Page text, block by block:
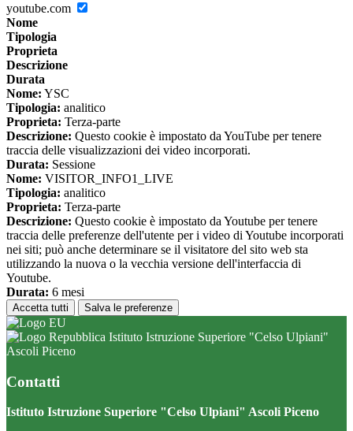
youtube.com
Nome
Tipologia
Proprieta
Descrizione
Durata
Nome: YSC
Tipologia: analitico
Proprieta: Terza-parte
Descrizione: Questo cookie è impostato da YouTube per tenere
traccia delle visualizzazioni dei video incorporati.
Durata: Sessione
Nome: VISITOR_INFO1_LIVE
Tipologia: analitico
Proprieta: Terza-parte
Descrizione: Questo cookie è impostato da Youtube per tenere
traccia delle preferenze dell'utente per i video di Youtube incorporati
nei siti; può anche determinare se il visitatore del sito web sta
utilizzando la nuova o la vecchia versione dell'interfaccia di
Youtube.
Durata: 6 mesi
Accetta tutti Salva le preferenze
Istituto Istruzione Superiore "Celso Ulpiani"
Ascoli Piceno
Contatti
Istituto Istruzione Superiore "Celso Ulpiani" Ascoli Piceno